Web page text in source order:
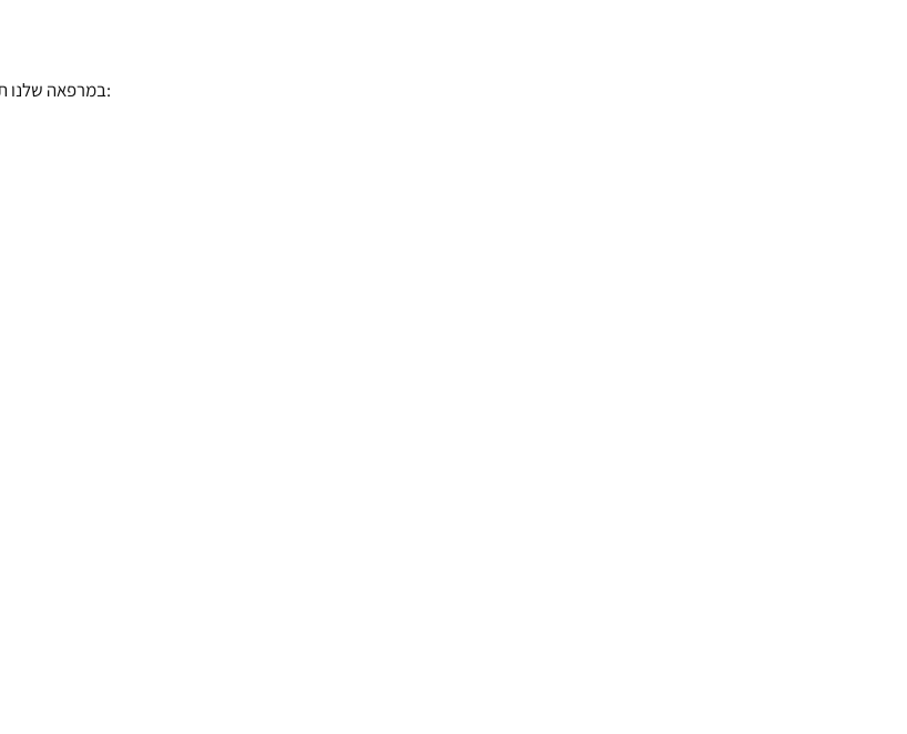
במרפאה שלנו תמצאו את כל השירותים הדרושים לבריאות חיית המחמד שלכם: